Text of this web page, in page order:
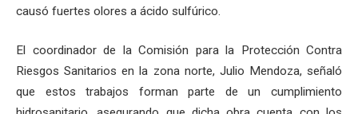
causó fuertes olores a ácido sulfúrico.
El coordinador de la Comisión para la Protección Contra
Riesgos Sanitarios en la zona norte, Julio Mendoza, señaló
que estos trabajos forman parte de un cumplimiento